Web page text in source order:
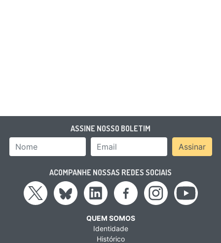
ASSINE NOSSO BOLETIM
Email AddressAssinar
ACOMPANHE NOSSAS REDES SOCIAIS
QUEM SOMOS
Identidade
Histórico